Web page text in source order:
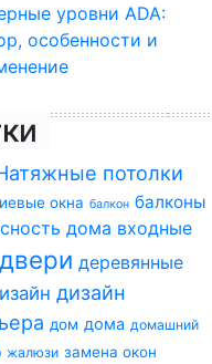
уровни ADA:
особенности и
потолки
окна балкон балконы
дома входные
двери деревянные
дизайн
дом дома домашний
жалюзи замена окон